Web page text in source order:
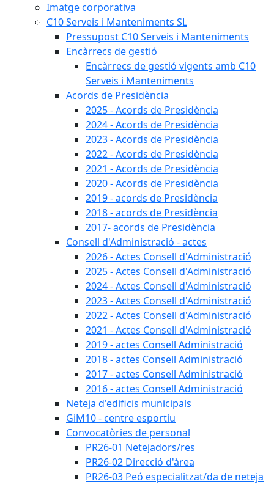
Imatge corporativa
C10 Serveis i Manteniments SL
Pressupost C10 Serveis i Manteniments
Encàrrecs de gestió
Encàrrecs de gestió vigents amb C10
Serveis i Manteniments
Acords de Presidència
2025 - Acords de Presidència
2024 - Acords de Presidència
2023 - Acords de Presidència
2022 - Acords de Presidència
2021 - Acords de Presidència
2020 - Acords de Presidència
2019 - acords de Presidència
2018 - acords de Presidència
2017- acords de Presidència
Consell d'Administració - actes
2026 - Actes Consell d'Administració
2025 - Actes Consell d'Administració
2024 - Actes Consell d'Administració
2023 - Actes Consell d'Administració
2022 - Actes Consell d'Administració
2021 - Actes Consell d'Administració
2019 - actes Consell Administració
2018 - actes Consell Administració
2017 - actes Consell Administració
2016 - actes Consell Administració
Neteja d'edificis municipals
GiM10 - centre esportiu
Convocatòries de personal
PR26-01 Netejadors/res
PR26-02 Direcció d'àrea
PR26-03 Peó especialitzat/da de neteja